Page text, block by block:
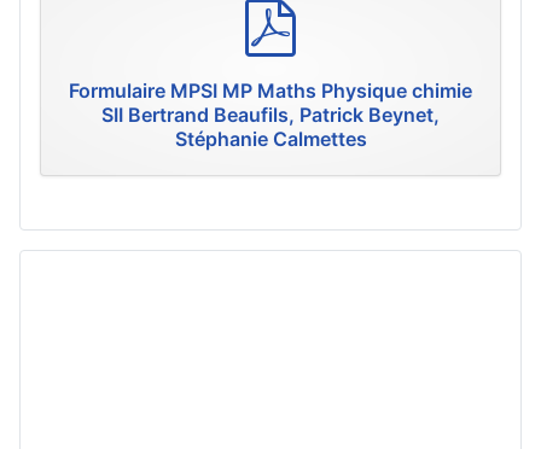
Formulaire MPSI MP Maths Physique chimie
SII Bertrand Beaufils, Patrick Beynet,
Stéphanie Calmettes